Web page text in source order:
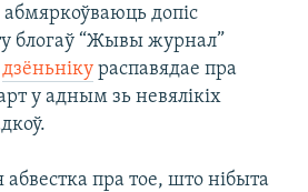
абмяркоўваюць допіс
блогаў “Жывы журнал”
дзёньніку распавядае пра
у адным зь невялікіх
пра тое, што нібыта